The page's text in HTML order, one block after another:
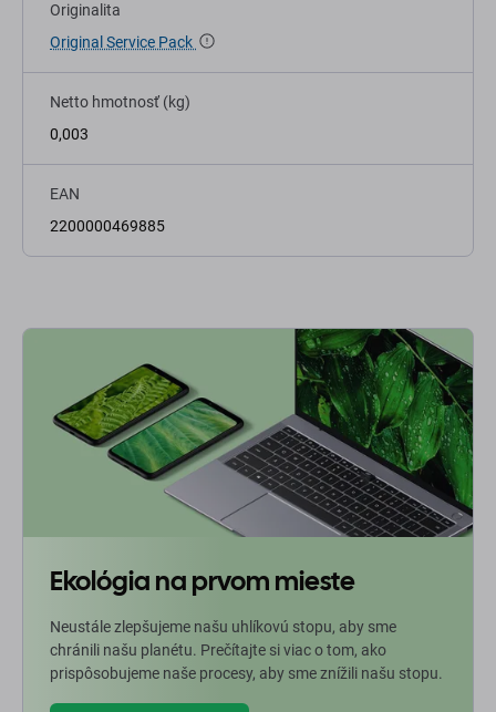
Originalita
Original Service Pack
Netto hmotnosť (kg)
0,003
EAN
2200000469885
Ekológia na prvom mieste
Neustále zlepšujeme našu uhlíkovú stopu, aby sme
chránili našu planétu. Prečítajte si viac o tom, ako
prispôsobujeme naše procesy, aby sme znížili našu stopu.